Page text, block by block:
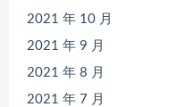
2021 年 10 月
2021 年 9 月
2021 年 8 月
2021 年 7 月